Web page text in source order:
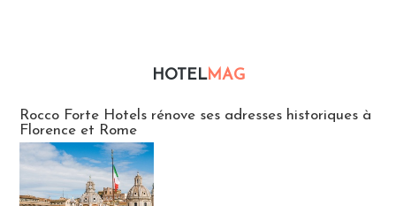
HOTELMAG
Rocco Forte Hotels rénove ses adresses historiques à
Florence et Rome